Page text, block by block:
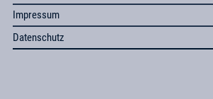
Impressum
Datenschutz